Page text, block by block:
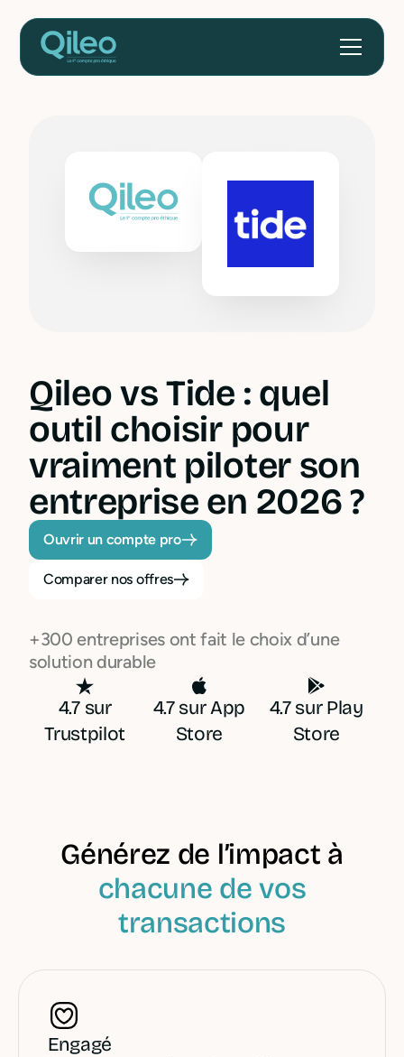
Qileo vs Tide : quel
outil choisir pour
vraiment piloter son
entreprise en 2026 ?
Ouvrir un compte pro
Comparer nos offres
+300 entreprises ont fait le choix d’une
solution durable
4.7 sur
Trustpilot
4.7 sur App
Store
4.7 sur Play
Store
Générez de l’impact à
chacune de vos
transactions
Engagé